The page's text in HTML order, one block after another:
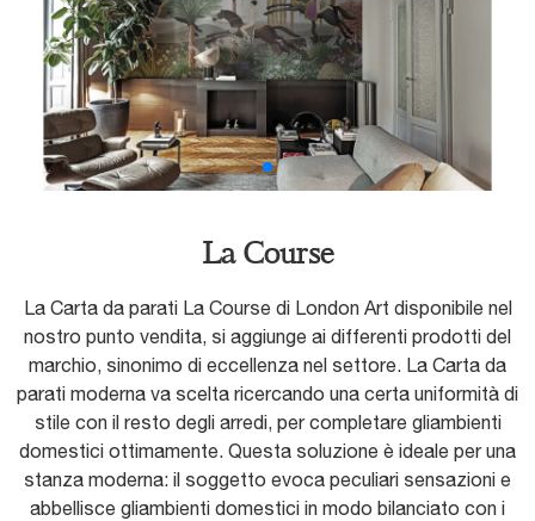
La Course
La Carta da parati La Course di London Art disponibile nel
nostro punto vendita, si aggiunge ai differenti prodotti del
marchio, sinonimo di eccellenza nel settore. La Carta da
parati moderna va scelta ricercando una certa uniformità di
stile con il resto degli arredi, per completare gliambienti
domestici ottimamente. Questa soluzione è ideale per una
stanza moderna: il soggetto evoca peculiari sensazioni e
abbellisce gliambienti domestici in modo bilanciato con i